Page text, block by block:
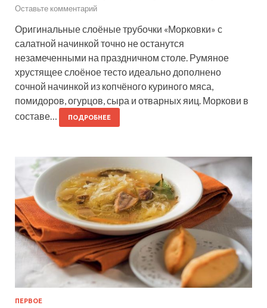
Оставьте комментарий
Оригинальные слоёные трубочки «Морковки» с
салатной начинкой точно не останутся
незамеченными на праздничном столе. Румяное
хрустящее слоёное тесто идеально дополнено
сочной начинкой из копчёного куриного мяса,
помидоров, огурцов, сыра и отварных яиц. Моркови в
составе…
ПОДРОБНЕЕ
ПЕРВОЕ